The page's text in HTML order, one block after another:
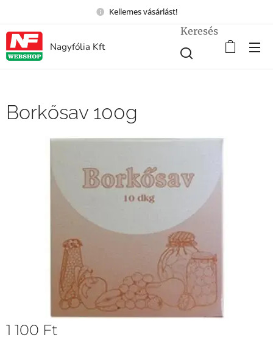
Kellemes vásárlást!
Nagyfólia Kft
Keresés
Borkősav 100g
1 100 Ft